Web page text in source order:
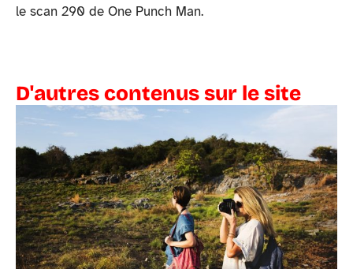
le scan 290 de One Punch Man.
D'autres contenus sur le site